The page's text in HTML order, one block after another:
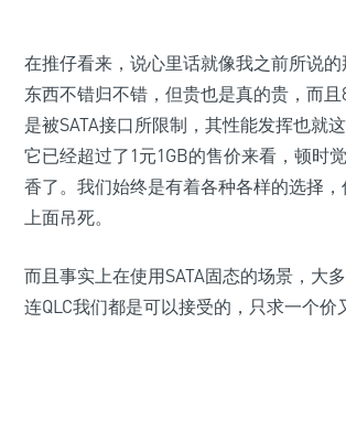
在推仔看来，说心里话就像我之前所说
东西不错归不错，但贵也是真的贵，而且
是被SATA接口所限制，其性能发挥也就
它已经超过了1元1GB的售价来看，顿时
香了。我们始终是有着各种各样的选择
上面吊死。
而且事实上在使用SATA固态的场景，大
连QLC我们都是可以接受的，只求一个价